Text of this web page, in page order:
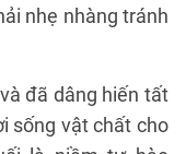
nhẹ nhàng tránh
đã dâng hiến tất
sống vật chất cho